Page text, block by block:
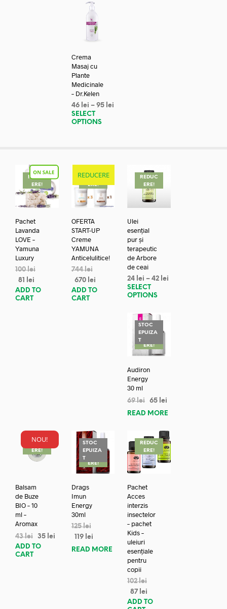
Crema
Masaj cu
Plante
Medicinale
– Dr.Kelen
46 lei – 95 lei
SELECT
OPTIONS
REDUC
ERE!
Pachet
Lavanda
LOVE –
Yamuna
Luxury
100lei
81
lei
ADD TO
CART
REDUCERE
REDUC
ERE!
OFERTA
START-UP
Creme
YAMUNA
Anticelulitice!
744lei
670 lei
ADD TO
CART
REDUC
ERE!
Ulei
esențial
pur și
terapeutic
de Arbore
de ceai
24 lei –42 lei
SELECT
OPTIONS
STOC
EPUIZA
TREDUC
ERE!
Audiron
Energy
30 ml
69lei 65 lei
READ MORE
NOU!
REDUC
ERE!
Balsam
de Buze
BIO – 10
ml –
Aromax
43lei 35 lei
ADD TO
CART
STOC
EPUIZA
TREDUC
ERE!
Drags
Imun
Energy
30ml
125lei
119 lei
READ MORE
REDUC
ERE!
Pachet
Acces
interzis
insectelor
– pachet
Kids –
uleiuri
esențiale
pentru
copii
102lei
87 lei
ADD TO